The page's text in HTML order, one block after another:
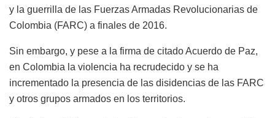
y la guerrilla de las Fuerzas Armadas Revolucionarias de
Colombia (FARC) a finales de 2016.
Sin embargo, y pese a la firma de citado Acuerdo de Paz,
en Colombia la violencia ha recrudecido y se ha
incrementado la presencia de las disidencias de las FARC
y otros grupos armados en los territorios.